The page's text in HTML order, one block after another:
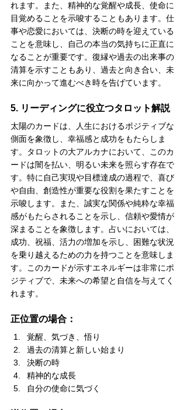
れます。また、精神的な覚醒や成長、使命に
目覚めることを示唆することもあります。仕
事や恋愛においては、決断の時を迎えている
ことを意味し、自己の本当の気持ちに正直に
なることが重要です。復縁や過去の出来事の
清算を示すこともあり、過去と向き合い、未
来に向かって進むべき時を告げています。
5. リーディングに役立つタロット解説
太陽のカードは、人生におけるポジティブな
側面を象徴し、幸福感と成功をもたらしま
す。タロットの大アルカナにおいて、このカ
ードは闇を払い、明るい未来を照らす存在で
す。特に自己実現や目標達成の過程で、喜び
や自由、創造性が重要な役割を果たすことを
示唆します。また、誠実な関係や純粋な幸福
感がもたらされることを示し、信頼や愛情が
深まることを象徴します。占いにおいては、
成功、祝福、活力の増加を示し、困難な状況
を乗り越えるための力を持つことを意味しま
す。このカードが示すエネルギーは非常にポ
ジティブで、未来への希望と自信を与えてく
れます。
正位置の場合：
覚醒、気づき、悟り
過去の清算と新しい始まり
決断の時
精神的な成長
自分の使命に気づく